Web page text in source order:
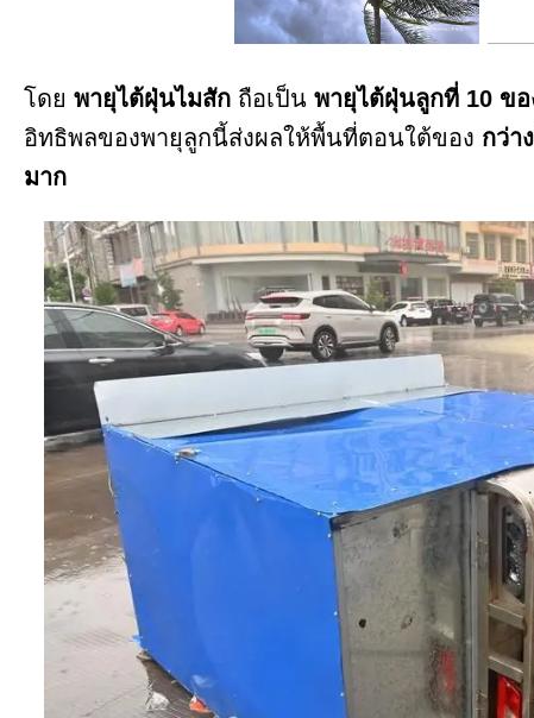
โดย พายุไต้ฝุ่นไมสัก ถือเป็น พายุไต้ฝุ่นลูกที่ 10 ขอ
อิทธิพลของพายุลูกนี้ส่งผลให้พื้นที่ตอนใต้ของ กว่า
มาก